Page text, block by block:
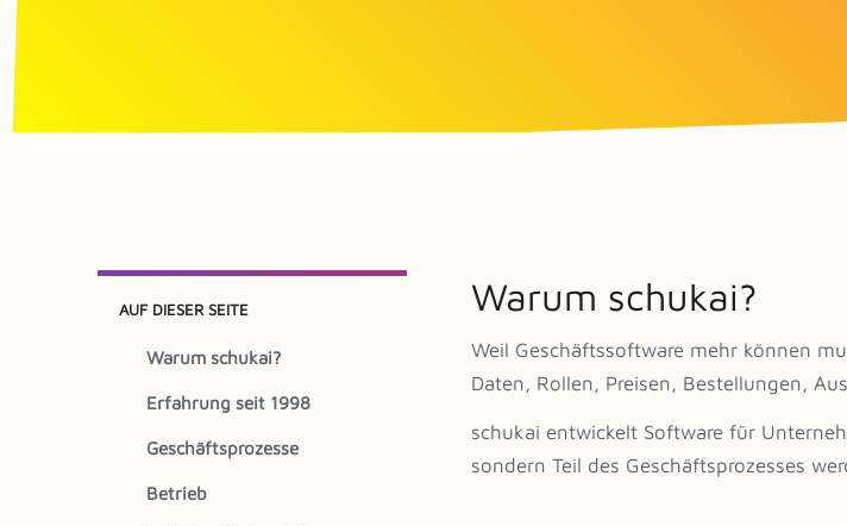
AUF DIESER SEITE
Warum schukai?
Erfahrung seit 1998
Geschäftsprozesse
Betrieb
Warum schukai?
Weil Geschäftssoftware mehr können
Daten, Rollen, Preisen, Bestellungen,
schukai entwickelt Software für
sondern Teil des Geschäftsprozesses